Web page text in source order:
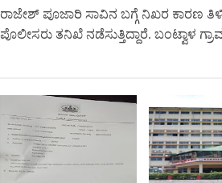
ರಾಜೇಶ್ ಪೂಜಾರಿ ಸಾವಿನ ಬಗ್ಗೆ ನಿಖರ ಕಾರಣ
ಪೊಲೀಸರು ತನಿಖೆ ನಡೆಸುತ್ತಿದ್ದಾರೆ. ಬಂಟ್ವಾಳ